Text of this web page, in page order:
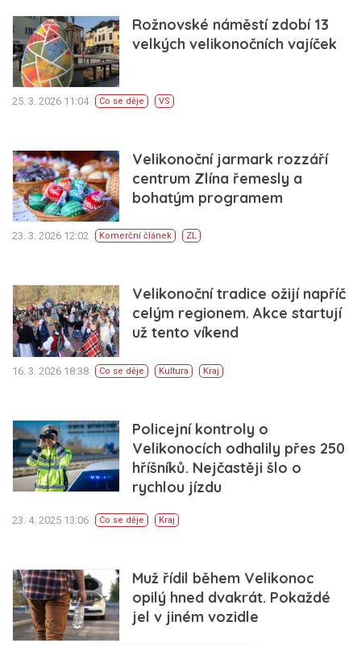
Rožnovské náměstí zdobí 13
velkých velikonočních vajíček
25. 3. 2026 11:04 Co se děje VS
Velikonoční jarmark rozzáří
centrum Zlína řemesly a
bohatým programem
23. 3. 2026 12:02 Komerční článek ZL
Velikonoční tradice ožijí napříč
celým regionem. Akce startují
už tento víkend
16. 3. 2026 18:38 Co se děje Kultura Kraj
Policejní kontroly o
Velikonocích odhalily přes 250
hříšníků. Nejčastěji šlo o
rychlou jízdu
23. 4. 2025 13:06 Co se děje Kraj
Muž řídil během Velikonoc
opilý hned dvakrát. Pokaždé
jel v jiném vozidle